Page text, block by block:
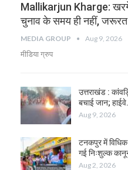
Mallikarjun Kharge: खरगे
चुनाव के समय ही नहीं,
MEDIA GROUP Aug 9, 2026
मीडिया ग्रुप
उत्तराखंड :
बचाई जान;
Aug 9, 2026
टनकपुर में विधिक
गई निःशुल्क
Aug 2, 2026